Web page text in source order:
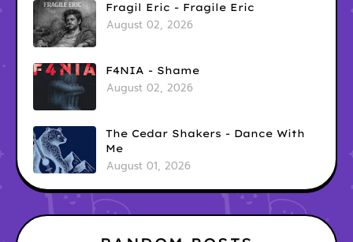
Fragil Eric - Fragile Eric
August 02, 2026
F4NIA - Shame
August 02, 2026
The Cedar Shakers - Dance With
Me
August 01, 2026